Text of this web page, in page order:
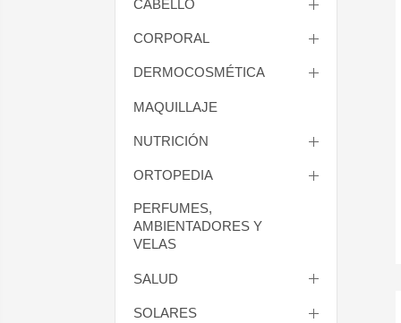
CABELLO
CORPORAL
DERMOCOSMÉTICA
MAQUILLAJE
NUTRICIÓN
ORTOPEDIA
PERFUMES,
AMBIENTADORES Y
VELAS
SALUD
SOLARES